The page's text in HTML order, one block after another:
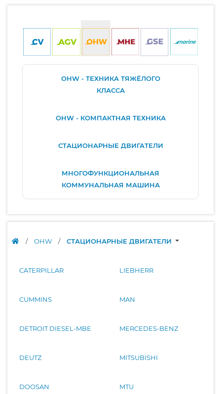
OHW - ТЕХНИКА ТЯЖЁЛОГО
КЛАССА
OHW - КОМПАКТНАЯ ТЕХНИКА
СТАЦИОНАРНЫЕ ДВИГАТЕЛИ
МНОГОФУНКЦИОНАЛЬНАЯ
КОММУНАЛЬНАЯ МАШИНА
/ OHW / СТАЦИОНАРНЫЕ ДВИГАТЕЛИ
CATERPILLAR
CUMMINS
DETROIT DIESEL-MBE
DEUTZ
DOOSAN
LIEBHERR
MAN
MERCEDES-BENZ
MITSUBISHI
MTU